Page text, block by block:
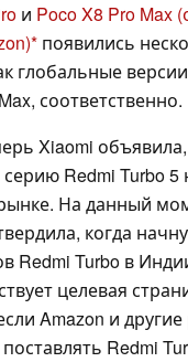
и Poco X8 Pro Max
появились
глобальные
соответственно.
Xiaomi объявила,
Redmi Turbo 5
На данный
когда
Redmi Turbo в
целевая
Amazon и
Redmi